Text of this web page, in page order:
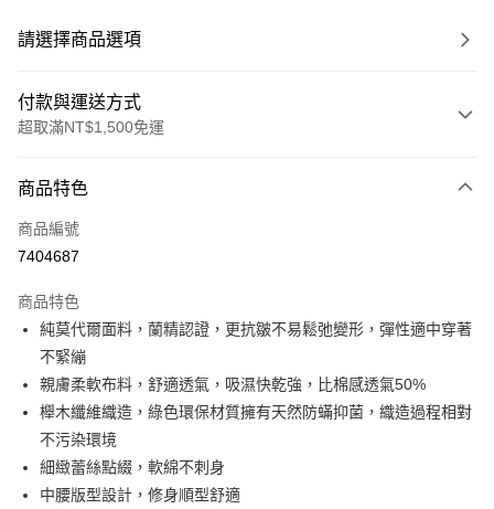
請選擇商品選項
付款與運送方式
超取滿NT$1,500免運
信用卡一次付款
信用卡分期付款
合作金庫商業銀行
華南商業銀行
彰化商業銀行
上海商業儲蓄銀行
國泰世華商業銀行
兆豐國際商業銀行
臺灣中小企業銀行
台中商業銀行
匯豐（台灣）商業銀行
聯邦商業銀行
元大商業銀行
玉山商業銀行
超商取貨付款
LINE Pay
Apple Pay
街口支付
商品特色
商品編號
7404687
商品特色
純莫代爾面料，蘭精認證，更抗皺不易鬆弛變形，彈性適中穿著
不緊繃
親膚柔軟布料，舒適透氣，吸濕快乾強，比棉感透氣50%
櫸木纖維織造，綠色環保材質擁有天然防蟎抑菌，織造過程相對
不污染環境
細緻蕾絲點綴，軟綿不刺身
中腰版型設計，修身順型舒適